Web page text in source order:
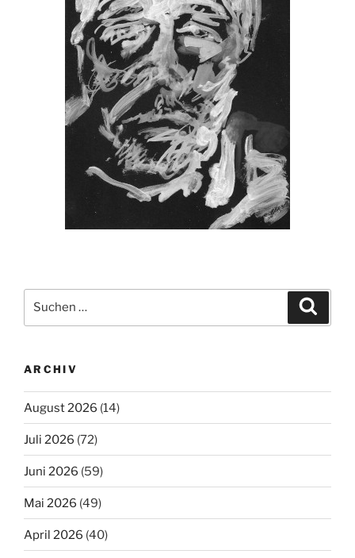
Suchen
ARCHIV
August 2026 (14)
Juli 2026 (72)
Juni 2026 (59)
Mai 2026 (49)
April 2026 (40)